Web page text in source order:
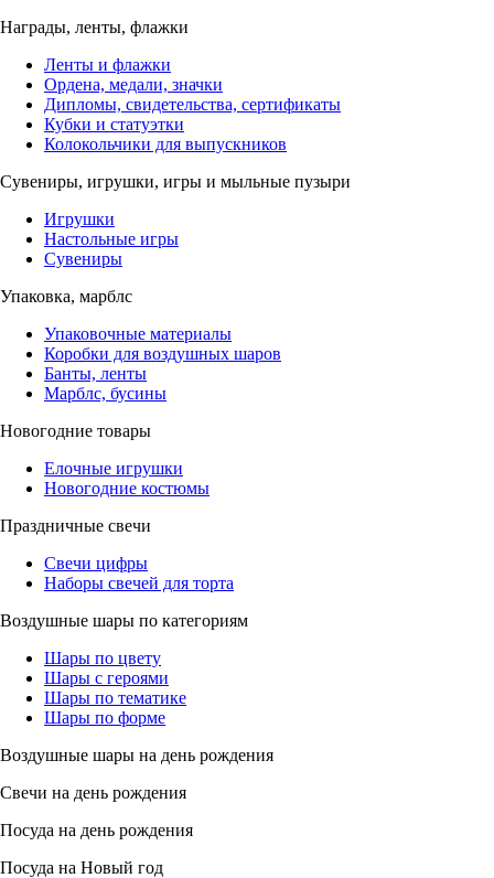
Награды, ленты, флажки
Ленты и флажки
Ордена, медали, значки
Дипломы, свидетельства, сертификаты
Кубки и статуэтки
Колокольчики для выпускников
Сувениры, игрушки, игры и мыльные пузыри
Игрушки
Настольные игры
Сувениры
Упаковка, марблс
Упаковочные материалы
Коробки для воздушных шаров
Банты, ленты
Марблс, бусины
Новогодние товары
Елочные игрушки
Новогодние костюмы
Праздничные свечи
Свечи цифры
Наборы свечей для торта
Воздушные шары по категориям
Шары по цвету
Шары с героями
Шары по тематике
Шары по форме
Воздушные шары на день рождения
Свечи на день рождения
Посуда на день рождения
Посуда на Новый год